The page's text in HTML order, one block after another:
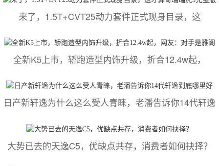
来了，1.5T+CVT25动力套件正式现身目录，这
全新K5上市，轿跑造型内饰升级，折合12.4w起，
日产新轩逸为什么这么受人青睐，老潘告诉你14代轩逸
大势已去的天逸C5，优缺点共存，消费者如何抉择？